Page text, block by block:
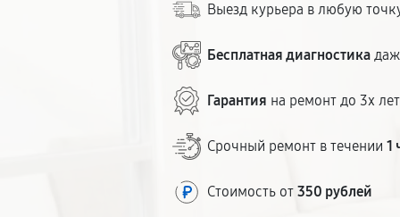
Выезд курьера в любую
Бесплатная диагностика
Гарантия на ремонт до 3х лет
Срочный ремонт в течении1
Стоимость от350 рублей